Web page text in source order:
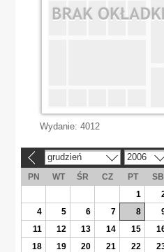
Wydanie: 4012
grudzień 2006
PN WT ŚR CZ PT SB
1
4
5 6 7 8
11
12 13 14 15
18
19 20 21 22